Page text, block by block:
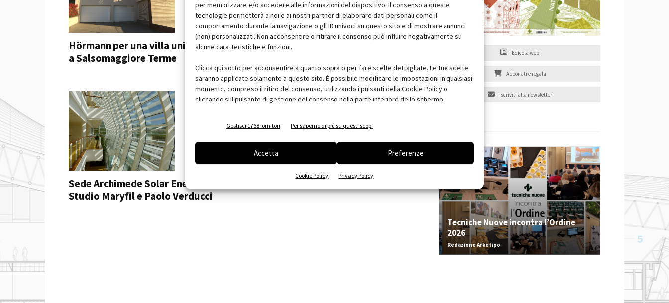
per memorizzare e/o accedere alle informazioni del dispositivo. Il consenso a queste
tecnologie permetterà a noi e ai nostri partner di elaborare dati personali come il
comportamento durante la navigazione o gli ID univoci su questo sito e di mostrare annunci
(non) personalizzati. Non acconsentire o ritirare il consenso può influire negativamente su
alcune caratteristiche e funzioni.
Clicca qui sotto per acconsentire a quanto sopra o per fare scelte dettagliate. Le tue scelte
saranno applicate solamente a questo sito. È possibile modificare le impostazioni in qualsiasi
momento, compreso il ritiro del consenso, utilizzando i pulsanti della Cookie Policy o
cliccando sul pulsante di gestione del consenso nella parte inferiore dello schermo.
Gestisci 1768 fornitori Per saperne di più su questi scopi
Accetta Preferenze
Cookie Policy Privacy Policy
Hörmann per una villa unifamiliare
a Salsomaggiore Terme
Viessmann espone a Klimahouse i
Chiara Scalco
Sede Archimede Solar Energy –
Studio Maryfil e Paolo Verducci
Edicola web
Abbonati e regala
Iscriviti alla newsletter
Tecniche Nuove incontra l’Ordine
2026
Redazione Arketipo